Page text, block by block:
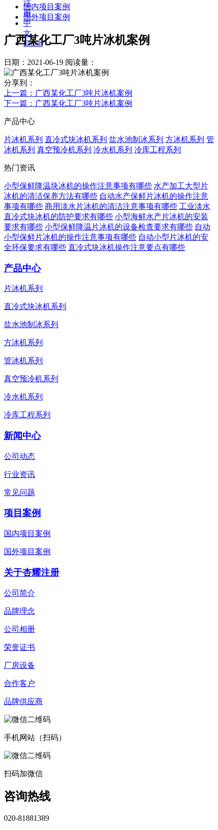
注
册
中
文
Enlish
国内项目案例
国外项目案例
广西某化工厂3吨片冰机案例
日期：2021-06-19 阅读量：
分享到：
上一篇 ：广西某化工厂3吨片冰机案例
下一篇 ：广西某化工厂3吨片冰机案例
产品中心
片冰机系列 直冷式块冰机系列 盐水池制冰系列 方冰机系列 管
冰机系列 真空预冷机系列 冷水机系列 冷库工程系列
热门资讯
小型保鲜降温块冰机的操作注意事项有哪些 水产加工大型片
冰机的清洁保养方法有哪些 自动水产保鲜片冰机的操作注意
事项有哪些 商用淡水片冰机的清洁注意事项有哪些 工业淡水
直冷式块冰机的防护要求有哪些 小型海鲜水产片冰机的安装
要求有哪些 小型保鲜降温片冰机的设备检查要求有哪些 自动
小型保鲜片冰机的操作注意事项有哪些 自动小型片冰机的安
全环保要求有哪些 直冷式块冰机操作注意要点有哪些
产品中心
片冰机系列
直冷式块冰机系列
盐水池制冰系列
方冰机系列
管冰机系列
真空预冷机系列
冷水机系列
冷库工程系列
新闻中心
公司动态
行业资讯
常见问题
项目案例
国内项目案例
国外项目案例
关于杏耀注册
公司简介
品牌理念
公司相册
荣誉证书
厂房设备
合作客户
品牌供应商
手机网站（扫码）
扫码加微信
咨询热线
020-81881389